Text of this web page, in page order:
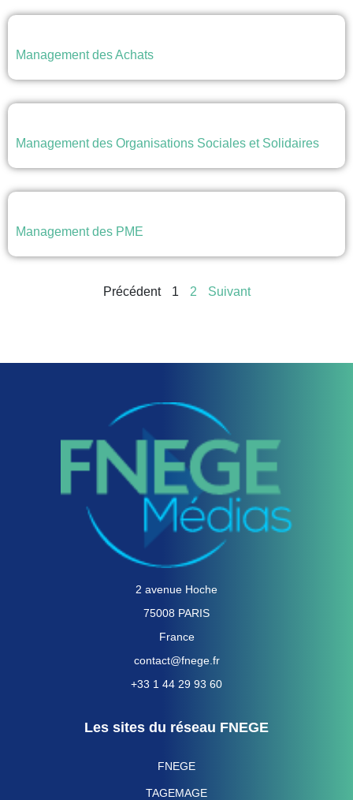
Management des Achats
Management des Organisations Sociales et Solidaires
Management des PME
Précédent 1 2 Suivant
2 avenue Hoche
75008 PARIS
France
contact@fnege.fr
+33 1 44 29 93 60
Les sites du réseau FNEGE
FNEGE
TAGEMAGE